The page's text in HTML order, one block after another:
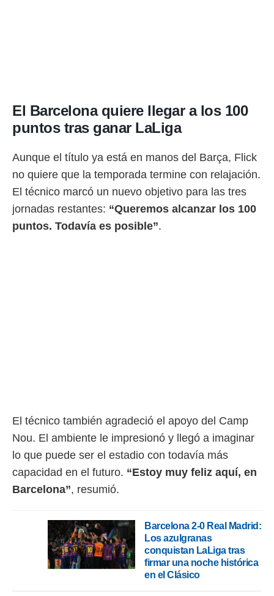
El Barcelona quiere llegar a los 100
puntos tras ganar LaLiga
Aunque el título ya está en manos del Barça, Flick
no quiere que la temporada termine con relajación.
El técnico marcó un nuevo objetivo para las tres
jornadas restantes: “Queremos alcanzar los 100
puntos. Todavía es posible”.
El técnico también agradeció el apoyo del Camp
Nou. El ambiente le impresionó y llegó a imaginar
lo que puede ser el estadio con todavía más
capacidad en el futuro. “Estoy muy feliz aquí, en
Barcelona”, resumió.
Barcelona 2-0 Real Madrid:
Los azulgranas
conquistan LaLiga tras
firmar una noche histórica
en el Clásico